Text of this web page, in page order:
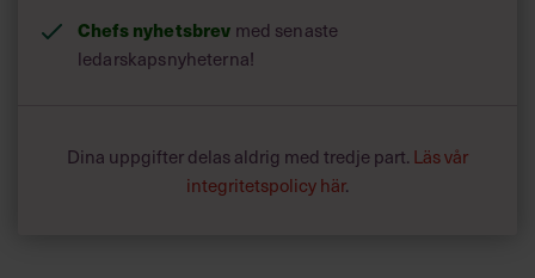
Chefs nyhetsbrev med senaste
ledarskapsnyheterna!
Dina uppgifter delas aldrig med tredje part. Läs vår
integritetspolicy här.